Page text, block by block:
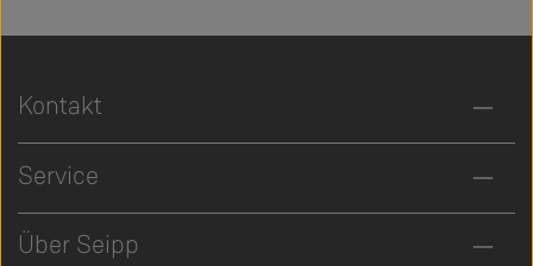
Kontakt
Service
Über Seipp